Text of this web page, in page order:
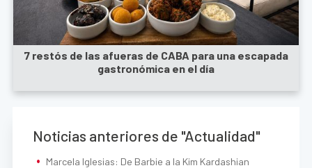
7 restós de las afueras de CABA para una escapada
gastronómica en el día
Noticias anteriores de "Actualidad"
Marcela Iglesias: De Barbie a la Kim Kardashian